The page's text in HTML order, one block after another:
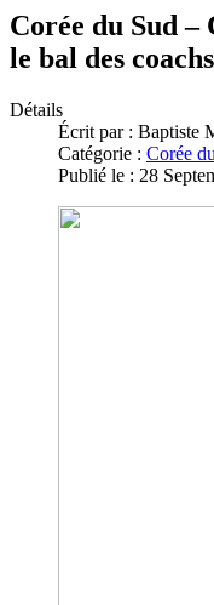
Corée du Sud –
le bal des
Détails
Écrit par : Baptiste
Catégorie : Corée
Publié le : 28